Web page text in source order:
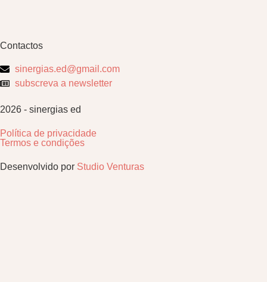
Contactos
sinergias.ed@gmail.com
subscreva a newsletter
2026 - sinergias ed
Política de privacidade
Termos e condições
Desenvolvido por Studio Venturas